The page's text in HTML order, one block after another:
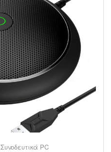
Συνοδευτικά PC